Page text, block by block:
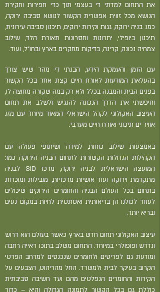
את התחום למדתי די בעצמי תוך כדי חפירות וחקירת
הנושא מכל זווית אפשרית הקשור לנושא סביבה ירוקה,
כמו: בניה ירוקה, גגות וקירות ירוקים, תיכנון סביבה עירונית,
תיכנון ביופילי, יתרונות וחסרונות תאורת הלד, שילוב
צמחיה נכונה, קרינה, בדיקות מחקרים בארץ ובחו"ל, ועוד.
עם הזמן והעמקת הידע, הבנתי די מהר שיש צורך
בהעלאת המודעות לאורח חיים קצת אחר בכל הקשור
בפנים הבית והמבנה בכלל ולא רק במה שקורה מחוצה לו,
וחיפשתי את הדרך הנכונה להנגיש ולשלב את תחום
העיצוב האקולוגי לקהל הישראלי המאוד מיוחד עם מזג
אוויר ים תיכוני ואורח חיים מערבי.
באמצעות שילוב כוחות, למידה ושיתופי פעולה עם
הקהילות הגדולות הקשורות לתחום הבניה הירוקה כמו:
המועצה הישראלית לבניה ירוקה, מרכז SID לבניה
מתקדמת וירוקה ועוד אושיות מרכזיות, מובילות ומוכרות
בתחום בכל העולם הבניה והחומרים הירוקים שיכולים
לעזור לכולנו הן בריאותית ואסתטית לחיות במקום נעים
ובריא יותר.
עיצוב האקולוגי תחום חדש בארץ כאשר בעולם הוא דרוש
ונדרש ופופולרי במיוחד. התחום משלב בתוכו ראייה רחבה
ומודעת גם לפריטים ולחומרים שנכנסים למרחב הפרטי
הקרוב בעיקר לבית ולמשרד. החל מהריהוט, הצבעים על
הקירות והחומרים הנפלטים מהם ועד חשיבה סביבתית
כוללת גם בכל הקשור לתמונה הגדולה והיא – כדור